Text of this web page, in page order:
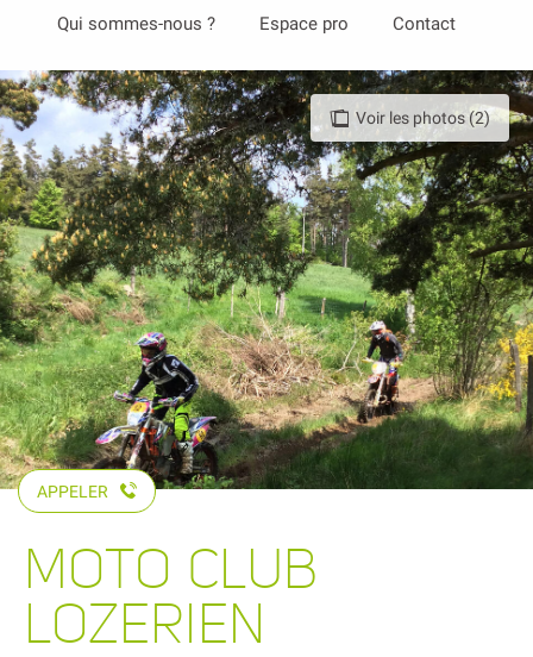
contenu
principal
Qui sommes-nous ? Espace pro Contact
Voir les photos (2)
APPELER
MOTO CLUB
LOZERIEN